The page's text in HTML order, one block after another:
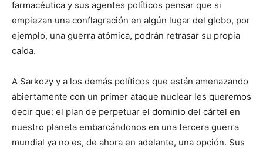
farmacéutica y sus agentes políticos pensar que si
empiezan una conflagración en algún lugar del globo, por
ejemplo, una guerra atómica, podrán retrasar su propia
caída.
A Sarkozy y a los demás políticos que están amenazando
abiertamente con un primer ataque nuclear les queremos
decir que: el plan de perpetuar el dominio del cártel en
nuestro planeta embarcándonos en una tercera guerra
mundial ya no es, de ahora en adelante, una opción. Sus